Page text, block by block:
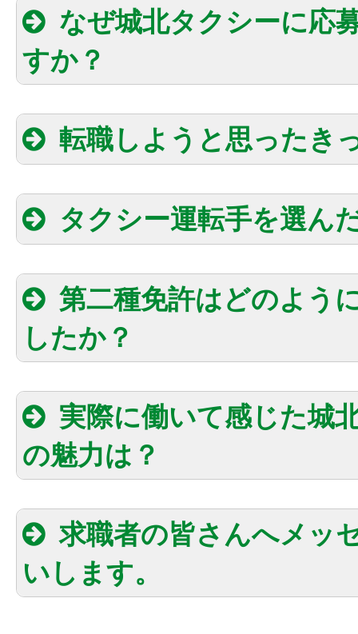
なぜ城北タクシーに応
すか？
な存在
転職しようと思ったき
元・愛媛で腰を据えて働きたい
タクシー運転手を選ん
第二種免許はどのよう
したか？
実際に働いて感じた城
の魅力は？
限界が来る前に帰っていいよ
でね
求職者の皆さんへメッ
いします。